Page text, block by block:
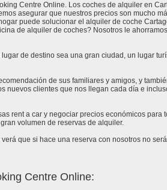
Centre Online. Los coches de alquiler en
asegurar que nuestros precios son mucho
puede solucionar el alquiler de coche
de alquiler de coches? Nosotros le
de destino sea una gran ciudad, un lugar
de sus familiares y amigos, y
clientes que nos llegan cada día e
rent a car y negociar precios económicos
volumen de reservas de alquiler.
que si hace una reserva con nosotros no
Centre Online: